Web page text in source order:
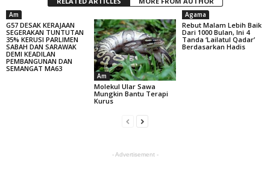
Am
G57 DESAK KERAJAAN
SEGERAKAN TUNTUTAN
35% KERUSI PARLIMEN
SABAH DAN SARAWAK
DEMI KEADILAN
PEMBANGUNAN DAN
SEMANGAT MA63
Am
Molekul Ular Sawa
Mungkin Bantu Terapi
Kurus
Agama
Rebut Malam Lebih Baik
Dari 1000 Bulan, Ini 4
Tanda ‘Lailatul Qadar’
Berdasarkan Hadis
- Advertisement -